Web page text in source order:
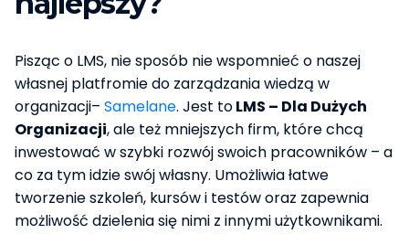
Pisząc o LMS, nie sposób nie wspomnieć o naszej
własnej platfromie do zarządzania wiedzą w
organizacji– Samelane. Jest toLMS – Dla Dużych
Organizacji, ale też mniejszych firm, które chcą
inwestować w szybki rozwój swoich pracowników – a
co za tym idzie swój własny. Umożliwia łatwe
tworzenie szkoleń, kursów i testów oraz zapewnia
możliwość dzielenia się nimi z innymi użytkownikami.